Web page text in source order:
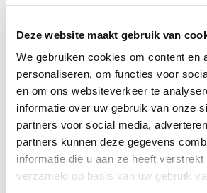
Deze website maakt gebruik van
We gebruiken cookies om content en
personaliseren, om functies voor
en om ons websiteverkeer te
informatie over uw gebruik van onze
partners voor social media,
partners kunnen deze gegevens
informatie die u aan ze heeft verstrekt
verzameld op basis van uw gebruik
Met een bestelbusje van Avis kun je
vervoeren: tweedehands
kantoorspullen, doe-het-zelf-
goederen. Zolang de lading binnen
capaciteit van 18 m³ blijft en je een
kun je direct op pad. Onze bussen
onderhouden en voorzien van
bevestigingsmogelijkheden, zodat
blijven tijdens het rijden.